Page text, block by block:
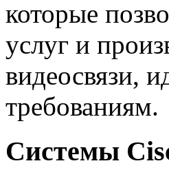
которые
услуг и
видеосвязи,
требованиям.
Системы